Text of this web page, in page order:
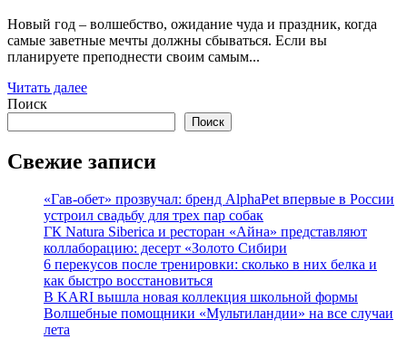
Новый год – волшебство, ожидание чуда и праздник, когда
самые заветные мечты должны сбываться. Если вы
планируете преподнести своим самым...
Читать далее
Поиск
Поиск
Свежие записи
«Гав-обет» прозвучал: бренд AlphaPet впервые в России
устроил свадьбу для трех пар собак
ГК Natura Siberica и ресторан «Айна» представляют
коллаборацию: десерт «Золото Сибири
6 перекусов после тренировки: сколько в них белка и
как быстро восстановиться
В KARI вышла новая коллекция школьной формы
Волшебные помощники «Мультиландии» на все случаи
лета